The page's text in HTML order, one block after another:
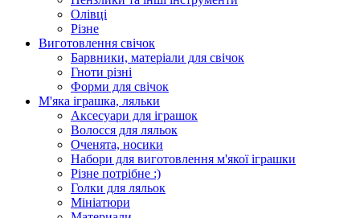
Олівці
Різне
Виготовлення свічок
Барвники, матеріали для свічок
Гноти різні
Форми для свічок
М'яка іграшка, ляльки
Аксесуари для іграшок
Волосся для ляльок
Оченята, носики
Набори для виготовлення м'якої іграшки
Різне потрібне :)
Голки для ляльок
Мініатюри